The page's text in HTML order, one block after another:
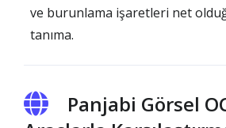
ve burunlama işaretleri net
tanıma.
Panjabi Görsel